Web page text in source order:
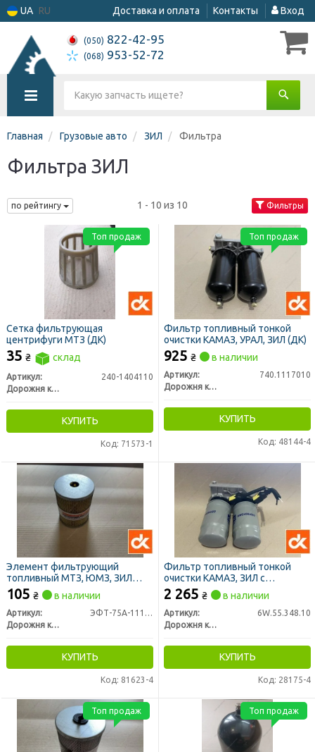
UA RU Доставка и оплата Контакты Вход
(050) 822-42-95
(068) 953-52-72
Главная Грузовые авто ЗИЛ Фильтра
Фильтра ЗИЛ
по рейтингу 1 - 10 из 10 Фильтры
Сетка фильтрующая
центрифуги МТЗ (ДК)
35 ₴ склад
Артикул:
240-1404110
Дорожня карта
КУПИТЬ
Код: 71573-1
Топ продаж
Фильтр топливный тонкой
очистки КАМАЗ, УРАЛ, ЗИЛ (ДК)
925 ₴ в наличии
Артикул:
740.1117010
Дорожня карта
КУПИТЬ
Код: 48144-4
Топ продаж
Элемент фильтрующий
топливный МТЗ, ЮМЗ, ЗИЛ
5301 Т-40 тонкой очистки
метал. (ДК)
105 ₴ в наличии
Артикул:
ЭФТ-75А-1117040
Дорожня карта
КУПИТЬ
Код: 81623-4
Фильтр топливный тонкой
очистки КАМАЗ, ЗИЛ с
подогревом в сб. (аналог
740.1117010) (ДК)
2 265 ₴ в наличии
Артикул:
6W.55.348.10
Дорожня карта
КУПИТЬ
Код: 28175-4
Топ продаж Топ продаж